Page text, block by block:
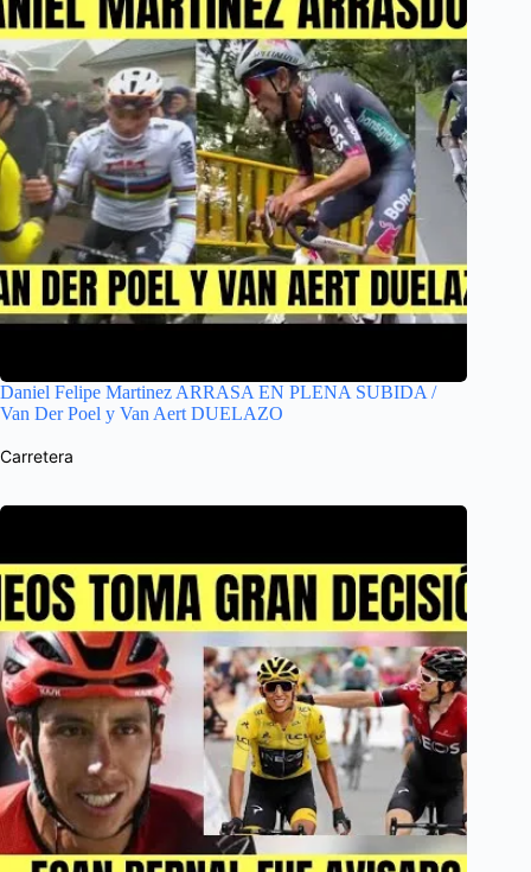
Daniel Felipe Martinez ARRASA EN PLENA SUBIDA /
Van Der Poel y Van Aert DUELAZO
Carretera